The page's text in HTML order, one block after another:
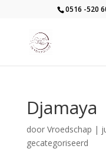
0516 -520
Djamaya
door Vroedschap |
gecategoriseerd